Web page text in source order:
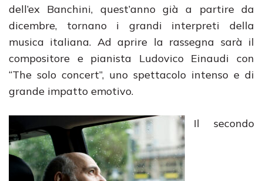
dell’ex Banchini, quest’anno già a partire da
dicembre, tornano i grandi interpreti della
musica italiana. Ad aprire la rassegna sarà il
compositore e pianista Ludovico Einaudi con
“The solo concert”, uno spettacolo intenso e di
grande impatto emotivo.
Il secondo